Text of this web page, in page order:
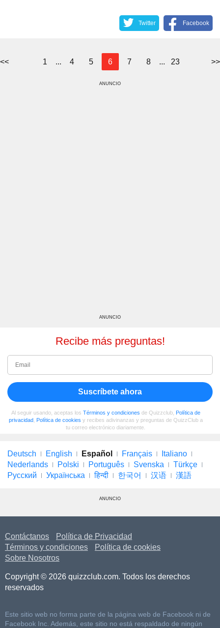
Twitter Facebook
<< 1 ... 4 5 6 7 8 ... 23 >>
ANUNCIO
ANUNCIO
Recibe más preguntas!
Suscríbete ahora
Al seguir usando, aceptas los Términos y condiciones de Quizzclub, Política de
privacidad, Política de cookies y recibes adivinanzas y preguntas de QuizzClub a
tu correo electrónico diariamente.
Deutsch English Español Français
Italiano
Nederlands
Polski Português Svenska
Türkçe
Русский
Українська हिन्दी 한국어 汉语 漢語
ANUNCIO
Contáctanos
Política de Privacidad
Términos y condiciones
Política de cookies
Sobre Nosotros
Copyright © 2026 quizzclub.com. Todos los derechos
reservados
Este sitio web no forma parte de la página web de Facebook ni de
Facebook Inc. Además, este sitio no está respaldado de ningún